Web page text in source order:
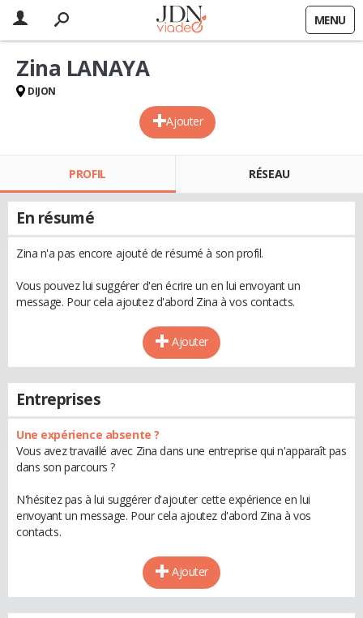
MENU
Ajouter
Zina LANAYA
DIJON
PROFIL RÉSEAU
En résumé
Zina n'a pas encore ajouté de résumé à son profil.
Vous pouvez lui suggérer d'en écrire un en lui envoyant un
message. Pour cela ajoutez d'abord Zina à vos contacts.
Ajouter
Entreprises
Une expérience absente ?
Vous avez travaillé avec Zina dans une entreprise qui n'apparaît pas
dans son parcours ?
N'hésitez pas à lui suggérer d'ajouter cette expérience en lui
envoyant un message. Pour cela ajoutez d'abord Zina à vos
contacts.
Ajouter